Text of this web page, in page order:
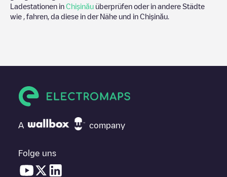
Ladestationen in Chișinău überprüfen oder in andere Städte
wie , fahren, da diese in der Nähe und in Chișinău
A company
Folge uns